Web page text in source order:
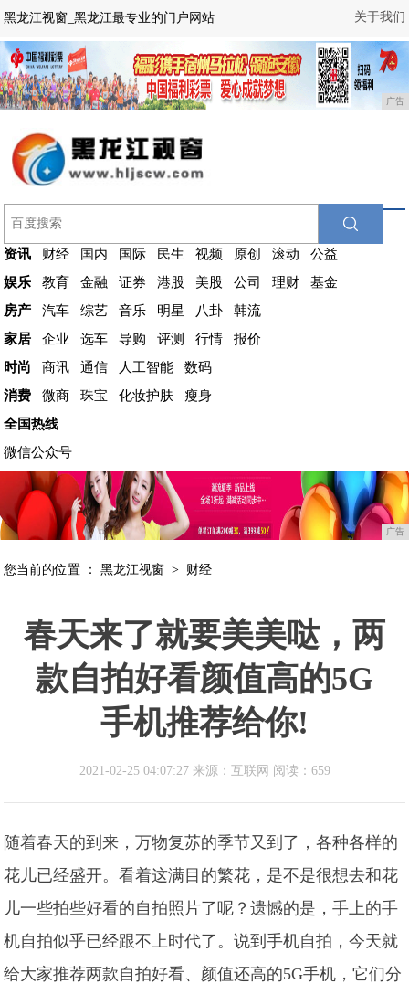
关于我们
黑龙江视窗_黑龙江最专业的门户网站
广告
资讯 财经 国内 国际 民生 视频 原创 滚动
公益
娱乐
教育 金融 证券 港股 美股 公司 理财
基金
房产
汽车 综艺 音乐 明星 八卦
韩流
家居
企业 选车 导购 评测 行情
报价
时尚
商讯 通信 人工智能
数码
消费
微商 珠宝 化妆护肤
瘦身
全国热线
微信公众号
广告
您当前的位置 ：黑龙江视窗 > 财经
春天来了就要美美哒，两
款自拍好看颜值高的5G
手机推荐给你!
2021-02-25 04:07:27 来源：互联网 阅读：659
随着春天的到来，万物复苏的季节又到了，各种各样的
花儿已经盛开。看着这满目的繁花，是不是很想去和花
儿一些拍些好看的自拍照片了呢？遗憾的是，手上的手
机自拍似乎已经跟不上时代了。说到手机自拍，今天就
给大家推荐两款自拍好看、颜值还高的5G手机，它们分